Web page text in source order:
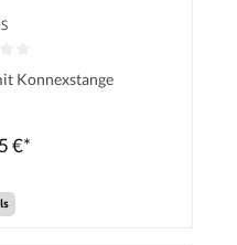
0 von 5 Sternen
Konnexstange
€*